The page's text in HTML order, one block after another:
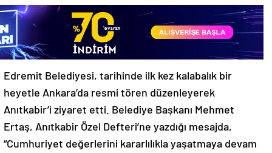
Edremit Belediyesi, tarihinde ilk kez kalabalık bir
heyetle Ankara’da resmi tören düzenleyerek
Anıtkabir’i ziyaret etti. Belediye Başkanı Mehmet
Ertaş, Anıtkabir Özel Defteri’ne yazdığı mesajda,
“Cumhuriyet değerlerini kararlılıkla yaşatmaya devam